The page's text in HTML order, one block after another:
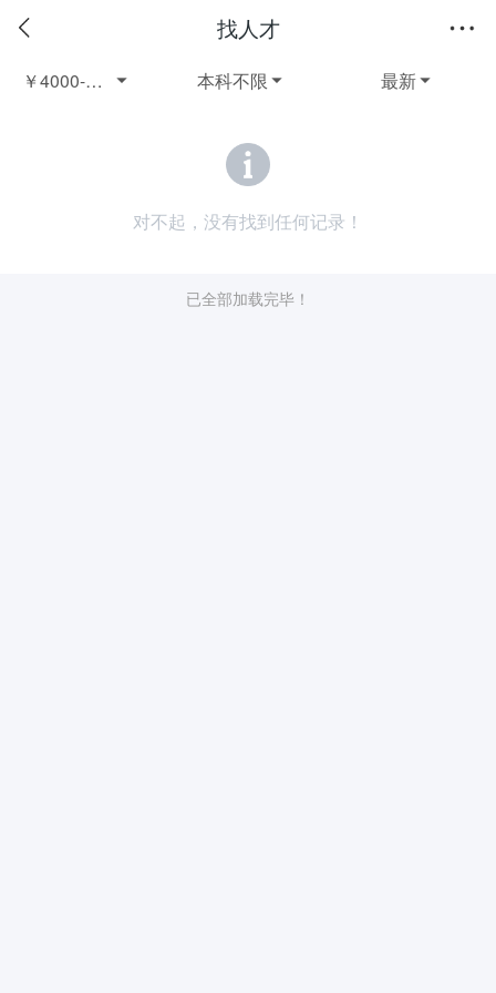
找人才

￥4000-5000应届毕业生全职 
本科不限 
最新
对不起，没有找到任何记录！
已全部加载完毕！